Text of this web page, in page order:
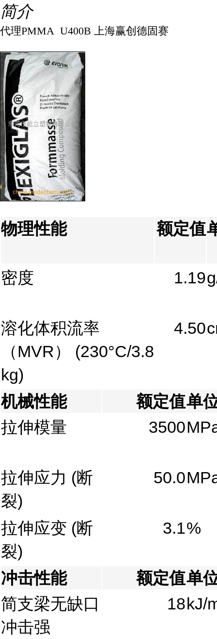
简介
代理PMMA U400B 上海赢创德固赛
物理性能 额定值
密度 1.19
溶化体积流率
（MVR） (230°C/3.8
kg)
4.50
机械性能 额定值单
拉伸模量
3500
拉伸应力 (断
裂)
50.0
拉伸应变 (断
裂)
3.1%
冲击性能 额定值单
简支梁无缺口
冲击强
18kJ/